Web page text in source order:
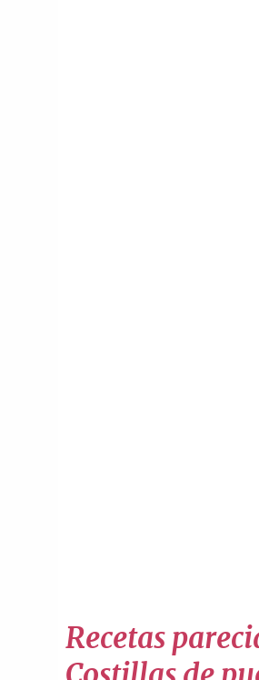
Recetas